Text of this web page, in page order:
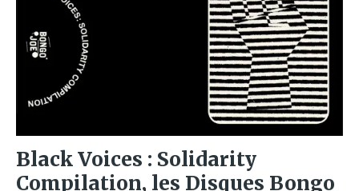
Black Voices : Solidarity
Compilation, les Disques Bongo